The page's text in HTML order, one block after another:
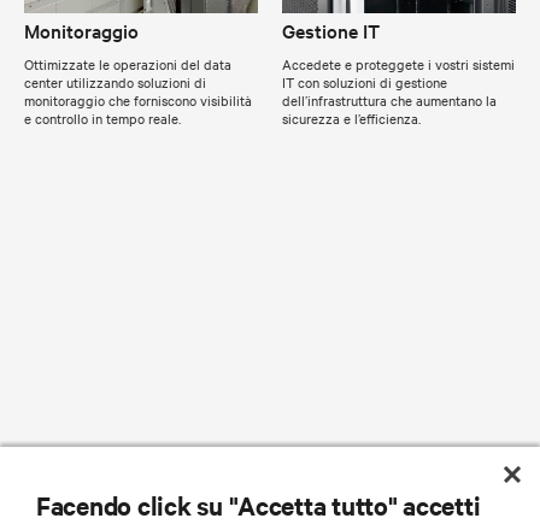
Monitoraggio
Ottimizzate le operazioni del data
center utilizzando soluzioni di
monitoraggio che forniscono visibilità
e controllo in tempo reale.
Gestione IT
Accedete e proteggete i vostri sistemi
IT con soluzioni di gestione
dell’infrastruttura che aumentano la
sicurezza e l’efficienza.
Facendo click su "Accetta tutto" accetti